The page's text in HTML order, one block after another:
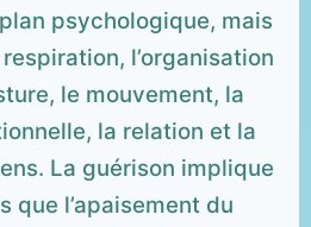
psychologique, mais
l’organisation
le mouvement, la
la relation et la
La guérison implique
que l’apaisement du